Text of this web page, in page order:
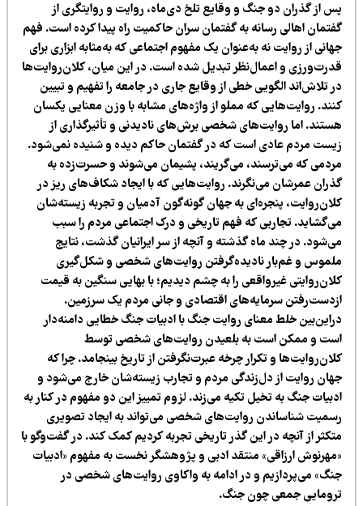
از گذران دو جنگ و وقایع تلخ دی‌ماه، روایت و روایتگری از
اهالی رسانه به گفتمان سران حاکمیت راه پیدا کرده است. فهم
از روایت نه به‌عنوان یک مفهوم اجتماعی که به‌مثابه ابزاری برای
و اعمال‌نظر تبدیل شده است. در این میان، کلان‌روایت‌ها
تلاش‌اند الگویی خطی از وقایع جاری در جامعه را تفهیم و تبیین
روایت‌هایی که مملو از واژه‌های مشابه با وزن معنایی یکسان
اما روایت‌های شخصی برش‌های نادیدنی و تأثیرگذاری از
مردم عادی است که در گفتمان حاکم دیده و شنیده نمی‌شود.
که می‌ترسند، می‌گریند، پشیمان می‌شوند و حسرت‌زده به
عمرشان می‌نگرند. روایت‌هایی که با ایجاد شکاف‌های ریز در
پنجره‌ای به جهان گونه‌گون آدمیان و تجربه زیسته‌شان
تجاربی که فهم تاریخی و درک اجتماعی مردم را سبب
در چند ماه گذشته و آنچه از سر ایرانیان گذشت، نتایج
و غم‌بار نادیده‌گرفتن روایت‌های شخصی و شکل‌گیری
غیرواقعی را به چشم دیدیم؛ با بهایی سنگین به قیمت
سرمایه‌های اقتصادی و جانی مردم یک سرزمین.
خلط معنای روایت جنگ با ادبیات جنگ خطایی دامنه‌دار
و ممکن است به بلعیدن روایت‌های شخصی توسط
و تکرار چرخه عبرت‌نگرفتن از تاریخ بینجامد. چرا که
روایت از دل‌زندگی مردم و تجارب زیسته‌شان خارج می‌شود و
جنگ به تخیل تکیه می‌زند. لزوم تمییز این دو مفهوم در کنار به
شناساندن روایت‌های شخصی می‌تواند به ایجاد تصویری
از آنچه در این گذر تاریخی تجربه کردیم کمک کند. در گفت‌وگو با
ارزاقی» منتقد ادبی و پژوهشگر نخست به مفهوم «ادبیات
می‌پردازیم و در ادامه به واکاوی روایت‌های شخصی در
جمعی چون جنگ.